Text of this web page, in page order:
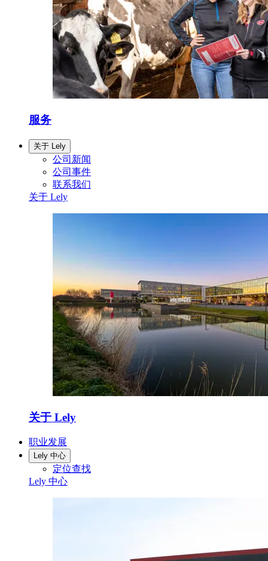
服务
关于 Lely
公司新闻
公司事件
联系我们
关于 Lely
关于 Lely
职业发展
Lely 中心
定位查找
Lely 中心